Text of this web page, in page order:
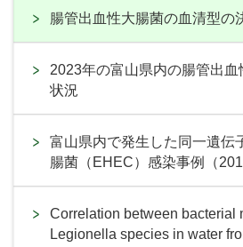
腸管出血性大腸菌の血清型の
2023年の富山県内の腸管出
状況
富山県内で発生した同一遺伝
腸菌（EHEC）感染事例（
Correlation between bacterial
Legionella species in water